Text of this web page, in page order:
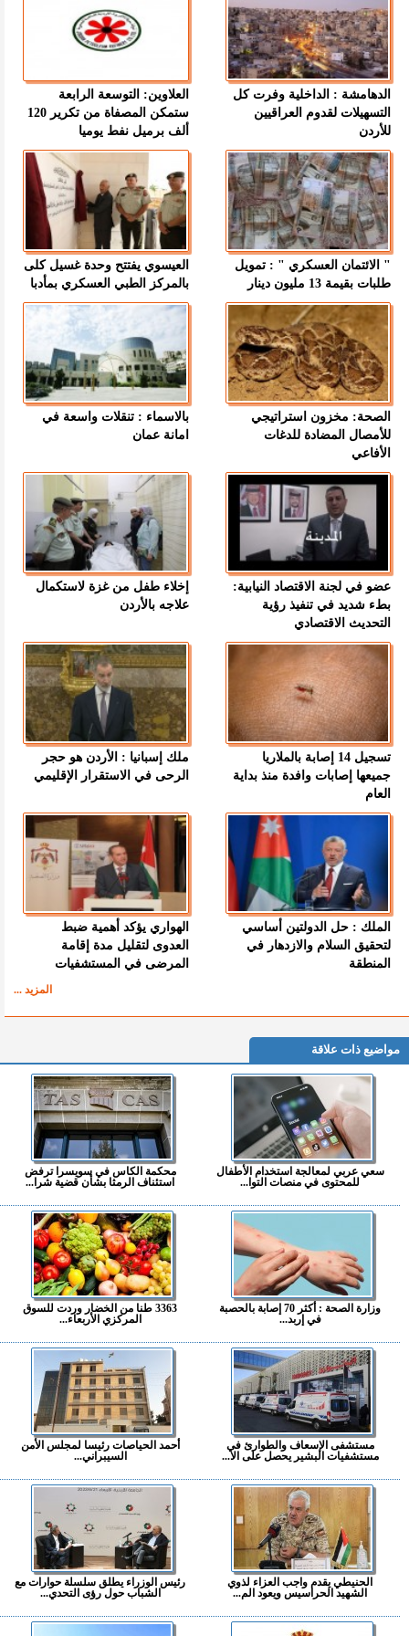
الدهامشة : الداخلية وفرت كل
التسهيلات لقدوم العراقيين
للأردن
العلاوين: التوسعة الرابعة
ستمكن المصفاة من تكرير 120
ألف برميل نفط يوميا
" الائتمان العسكري " : تمويل
طلبات بقيمة 13 مليون دينار
العيسوي يفتتح وحدة غسيل كلى
بالمركز الطبي العسكري بمأدبا
الصحة: مخزون استراتيجي
للأمصال المضادة للدغات
الأفاعي
بالاسماء : تنقلات واسعة في
امانة عمان
عضو في لجنة الاقتصاد النيابية:
بطء شديد في تنفيذ رؤية
التحديث الاقتصادي
إخلاء طفل من غزة لاستكمال
علاجه بالأردن
تسجيل 14 إصابة بالملاريا
جميعها إصابات وافدة منذ بداية
العام
ملك إسبانيا : الأردن هو حجر
الرحى في الاستقرار الإقليمي
الملك : حل الدولتين أساسي
لتحقيق السلام والازدهار في
المنطقة
الهواري يؤكد أهمية ضبط
العدوى لتقليل مدة إقامة
المرضى في المستشفيات
المزيد ...
مواضيع ذات علاقة
سعي عربي لمعالجة استخدام الأطفال
للمحتوى في منصات التوا...
محكمة الكاس في سويسرا ترفض
استئناف الرمثا بشأن قضية شرا...
وزارة الصحة : أكثر 70 إصابة بالحصبة
في إربد...
3363 طنا من الخضار وردت للسوق
المركزي الأربعاء...
مستشفى الإسعاف والطوارئ في
مستشفيات البشير يحصل على الا...
أحمد الحياصات رئيسا لمجلس الأمن
السيبراني...
الحنيطي يقدم واجب العزاء لذوي
الشهيد الحراسيس ويعود الم...
رئيس الوزراء يطلق سلسلة حوارات مع
الشباب حول رؤى التحدي...